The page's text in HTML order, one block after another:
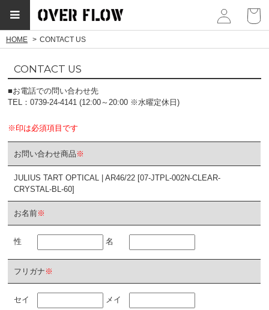
HOME CONTACT US
CONTACT US
■お電話での問い合わせ先
TEL：0739-24-4141 (12:00～20:00 ※水曜定休日)
※印は必須項目です
お問い合わせ商品 ※
JULIUS TART OPTICAL | AR46/22 [07-JTPL-002N-CLEAR-
CRYSTAL-BL-60]
お名前※
性 名
フリガナ ※
セイ メイ